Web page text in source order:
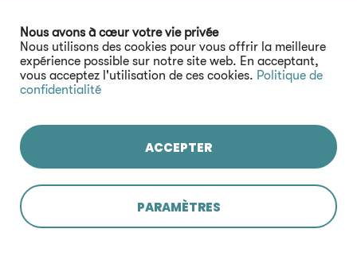
Nous avons à cœur votre vie privée
Nous utilisons des cookies pour vous offrir la meilleure
expérience possible sur notre site web. En acceptant,
vous acceptez l'utilisation de ces cookies. Politique de
confidentialité
ACCEPTER
PARAMÈTRES